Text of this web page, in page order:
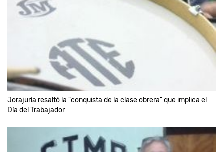
Jorajuría resaltó la "conquista de la clase obrera" que implica el
Día del Trabajador